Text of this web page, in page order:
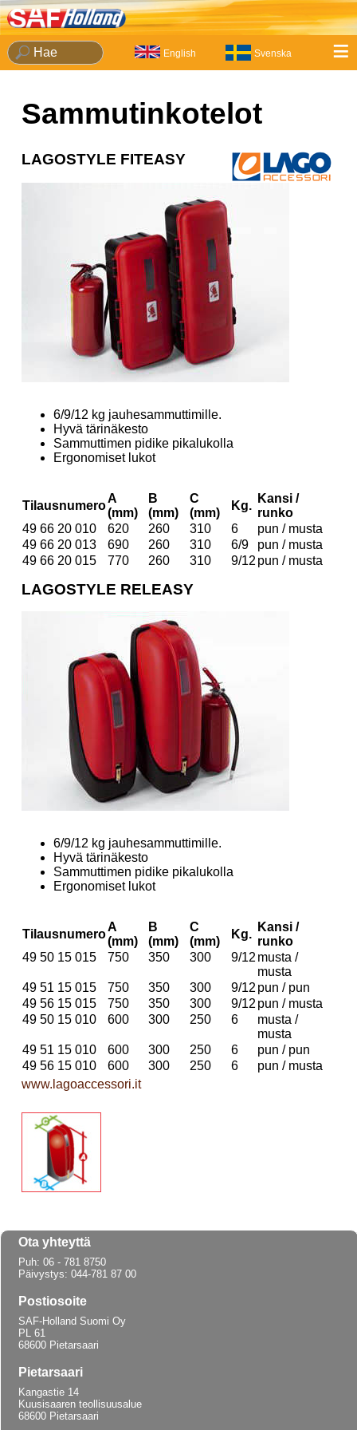
English Svenska
≡
Sammutinkotelot
LAGOSTYLE FITEASY
6/9/12 kg jauhesammuttimille.
Hyvä tärinäkesto
Sammuttimen pidike pikalukolla
Ergonomiset lukot
Tilausnumero
A
(mm)
B
(mm)
C
(mm)
Kg.
Kansi /
runko
49 66 20 010
620 260 310 6
pun / musta
49 66 20 013
690 260 310 6/9
pun / musta
49 66 20 015
770 260 310 9/12 pun / musta
LAGOSTYLE RELEASY
6/9/12 kg jauhesammuttimille.
Hyvä tärinäkesto
Sammuttimen pidike pikalukolla
Ergonomiset lukot
Tilausnumero
A
(mm)
B
(mm)
C
(mm)
Kg.
Kansi /
runko
49 50 15 015
750 350 300 9/12musta /
musta
49 51 15 015
750 350 300 9/12pun / pun
49 56 15 015
750 350 300 9/12pun / musta
49 50 15 010
600 300 250 6
musta /
musta
49 51 15 010
600 300 250 6
pun / pun
49 56 15 010
600 300 250 6
pun / musta
www.lagoaccessori.it
Ota yhteyttä
Puh: 06 - 781 8750
Päivystys: 044-781 87 00
Postiosoite
SAF-Holland Suomi Oy
PL 61
68600 Pietarsaari
Pietarsaari
Kangastie 14
Kuusisaaren teollisuusalue
68600 Pietarsaari